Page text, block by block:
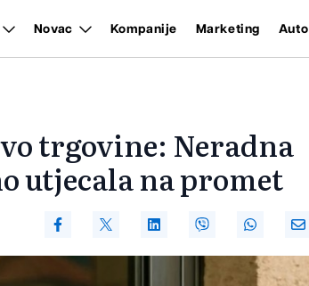
Novac Kompanije Marketing Auto
trgovine: Neradna
utjecala na promet